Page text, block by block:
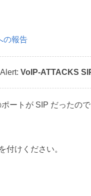
の報告
VoIP-ATTACKS
ートが SIP だったの
けください。